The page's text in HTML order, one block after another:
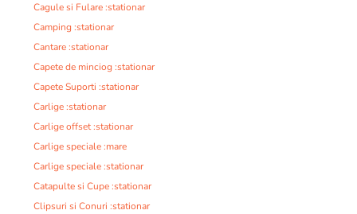
Cagule si Fulare :stationar
Camping :stationar
Cantare :stationar
Capete de minciog :stationar
Capete Suporti :stationar
Carlige :stationar
Carlige offset :stationar
Carlige speciale :mare
Carlige speciale :stationar
Catapulte si Cupe :stationar
Clipsuri si Conuri :stationar